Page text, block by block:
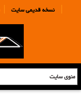
نسخه قدیمی سایت| |